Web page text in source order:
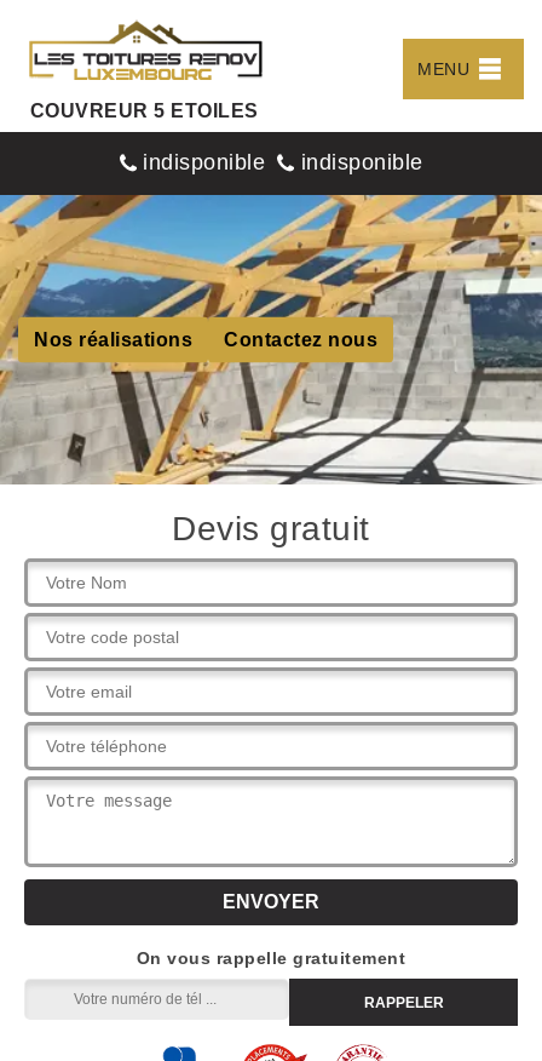
COUVREUR 5 ETOILES
MENU
indisponible indisponible
Nos réalisations Contactez nous
Devis gratuit
On vous rappelle gratuitement